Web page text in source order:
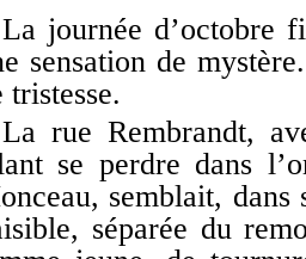
La journée d’octobre
sensation de
tristesse.
La rue Rembrandt,
se perdre dans
semblait,
séparée du